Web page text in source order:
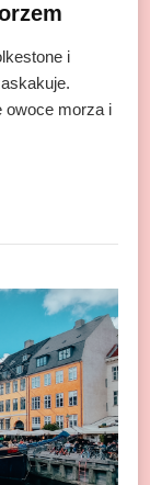
i
owoce morza i